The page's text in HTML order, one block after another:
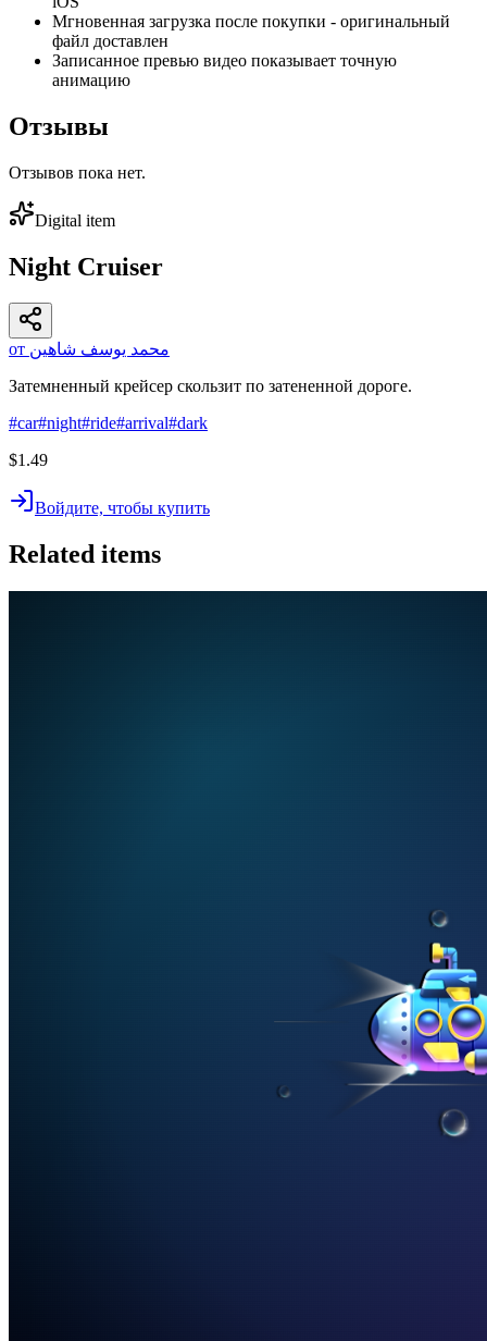
Мгновенная загрузка после покупки - оригинальный
файл доставлен
Записанное превью видео показывает точную
анимацию
Отзывы
Отзывов пока нет.
Digital item
Night Cruiser
от محمد يوسف شاهين
Затемненный крейсер скользит по затененной дороге.
#car#night#ride#arrival#dark
$1.49
Войдите, чтобы купить
Related items